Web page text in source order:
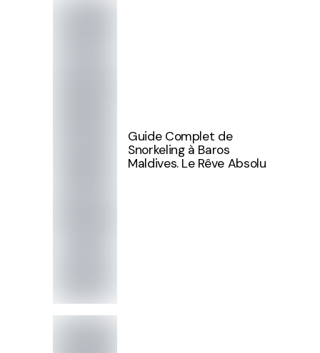
Guide Complet de
Snorkeling à Baros
Maldives. Le Rêve Absolu